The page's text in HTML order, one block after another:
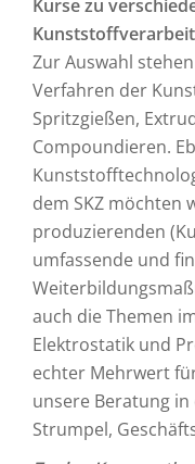
Kurse zu
Zur Auswahl
Verfahren der
Spritzgießen,
Compoundieren.
dem SKZ möchten
produzierenden
umfassende und
auch die Themen
Elektrostatik und
echter Mehrwert
unsere Beratung in
Strumpel,